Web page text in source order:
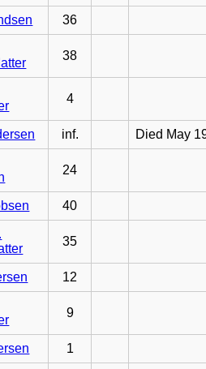
36
38
4
inf. Died May
24
40
35
12
9
1